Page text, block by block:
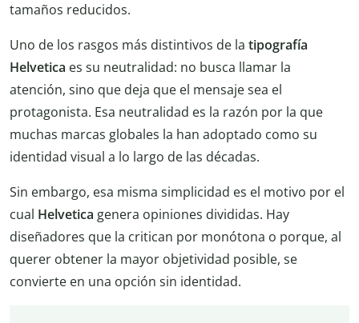
tamaños reducidos.
Uno de los rasgos más distintivos de la tipografía
Helvetica es su neutralidad: no busca llamar la
atención, sino que deja que el mensaje sea el
protagonista. Esa neutralidad es la razón por la que
muchas marcas globales la han adoptado como su
identidad visual a lo largo de las décadas.
Sin embargo, esa misma simplicidad es el motivo por el
cual Helvetica genera opiniones divididas. Hay
diseñadores que la critican por monótona o porque, al
querer obtener la mayor objetividad posible, se
convierte en una opción sin identidad.